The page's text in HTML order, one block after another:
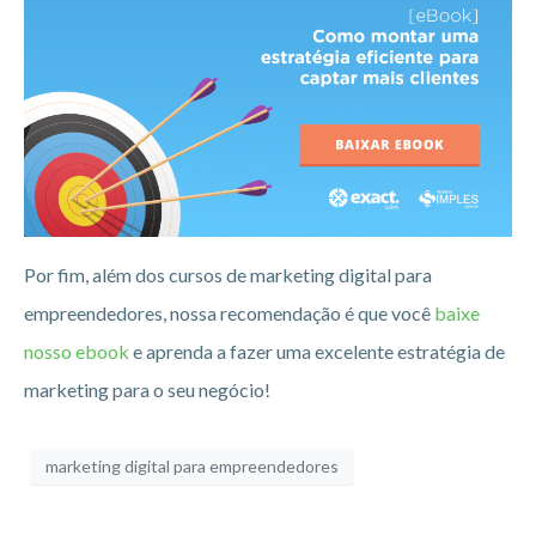
Por fim, além dos cursos de marketing digital para
empreendedores, nossa recomendação é que você baixe
nosso ebook e aprenda a fazer uma excelente estratégia de
marketing para o seu negócio!
marketing digital para empreendedores